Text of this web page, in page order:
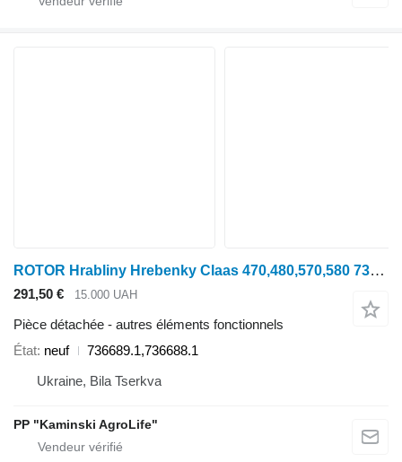
ROTOR Hrabliny Hrebenky Claas 470,480,570,580 736689.1 pour moissonneuse-batteuse Claas Lexion
291,50 € 15.000 UAH
Pièce détachée - autres éléments fonctionnels
État neuf
736689.1,736688.1
Ukraine, Bila Tserkva
PP "Kaminski AgroLife"